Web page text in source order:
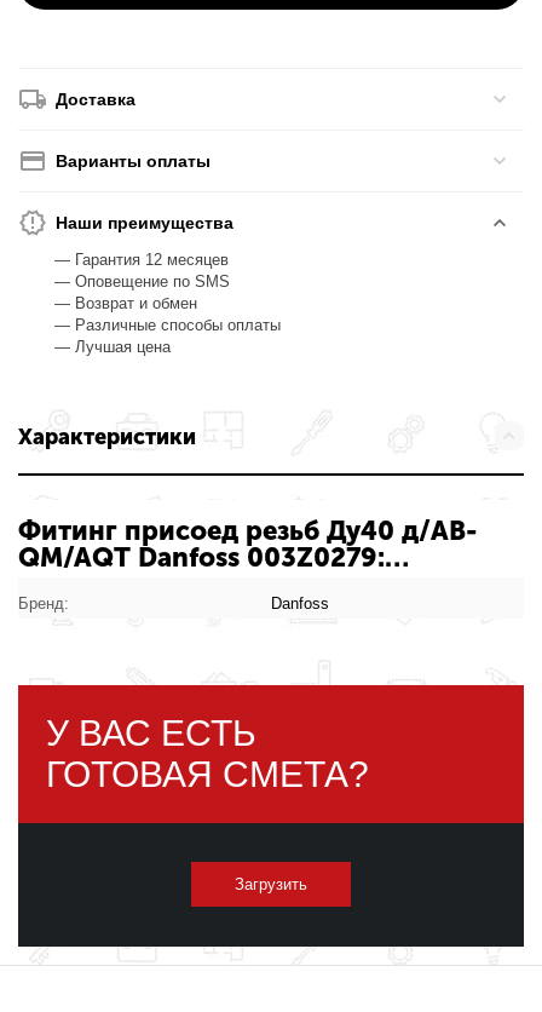
Доставка
Варианты оплаты
Наши преимущества
— Гарантия 12 месяцев
— Оповещение по SMS
— Возврат и обмен
— Различные способы оплаты
— Лучшая цена
Характеристики
Фитинг присоед резьб Ду40 д/AB-
QM/AQT Danfoss 003Z0279:
Бренд: Danfoss
У ВАС ЕСТЬ
ГОТОВАЯ СМЕТА?
Загрузить